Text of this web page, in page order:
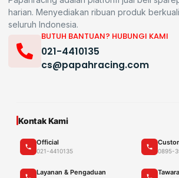
harian. Menyediakan ribuan produk
seluruh Indonesia.
BUTUH BANTUAN? HUBUNGI KAMI
021-4410135
cs@papahracing.com
Kontak Kami
Official
021-4410135 0895-
Layanan & Pengaduan